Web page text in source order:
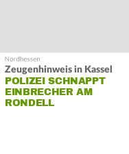
Zeugenhinweis in Kassel
POLIZEI SCHNAPPT
EINBRECHER AM
RONDELL